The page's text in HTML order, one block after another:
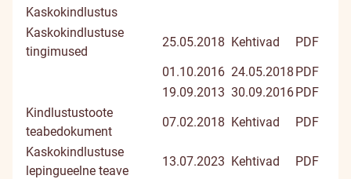
Kaskokindlustus
Kaskokindlustuse
tingimused
25.05.2018 Kehtivad
PDF
01.10.2016 24.05.2018 PDF
19.09.2013 30.09.2016PDF
Kindlustustoote
teabedokument
07.02.2018 Kehtivad
PDF
Kaskokindlustuse
lepingueelne teave
13.07.2023 Kehtivad
PDF